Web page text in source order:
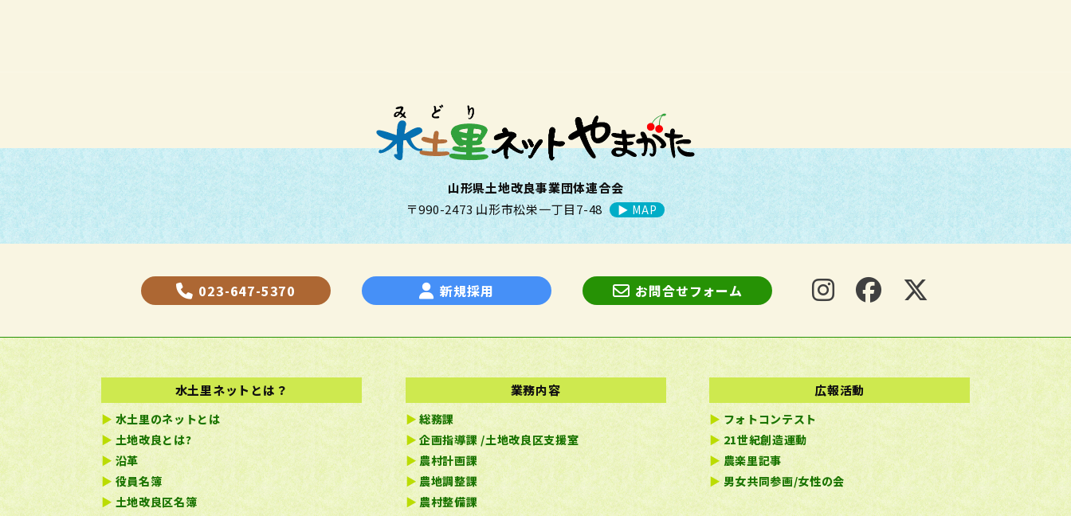
山形県土地改良事業団体連合会
〒990-2473 山形市松栄一丁目7-48
▶︎ MAP
023-647-5370 新規採用 お問合せフォーム
水土里ネットとは？
水土里のネットとは
土地改良とは?
沿革
役員名簿
土地改良区名簿
業務内容
総務課
企画指導課 /土地改良区支援室
農村計画課
農地調整課
農村整備課
広報活動
フォトコンテスト
21世紀創造運動
農楽里記事
男女共同参画/女性の会